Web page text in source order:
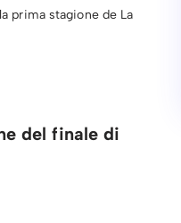
prima stagione de La
del finale di